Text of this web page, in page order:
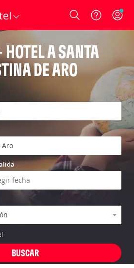
Login
HOTEL A SANTA
DE ARO